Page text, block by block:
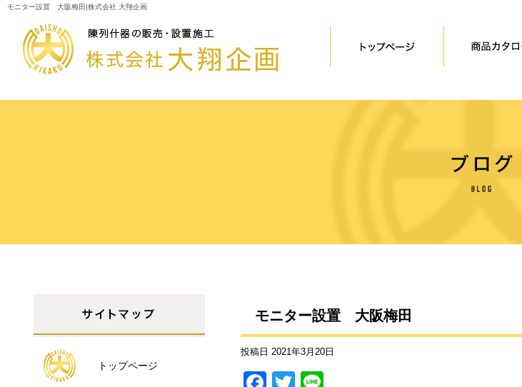
モニター設置 大阪梅田|株式会社 大翔企画
トップページ
モニター設置 大阪梅田
投稿日 2021年3月20日